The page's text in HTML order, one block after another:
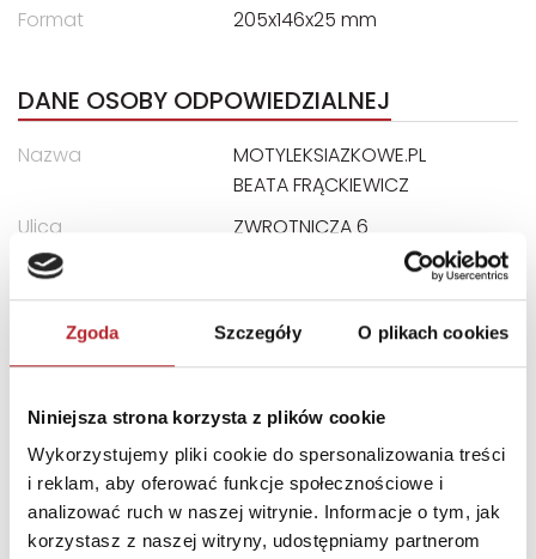
Zgoda Szczegóły O plikach cookies
Niniejsza strona korzysta z plików cookie
Wykorzystujemy pliki cookie do spersonalizowania treści
i reklam, aby oferować funkcje społecznościowe i
analizować ruch w naszej witrynie. Informacje o tym, jak
korzystasz z naszej witryny, udostępniamy partnerom
Format
205x146x25 mm
DANE OSOBY ODPOWIEDZIALNEJ
Nazwa
MOTYLEKSIAZKOWE.PL
BEATA FRĄCKIEWICZ
Ulica
ZWROTNICZA 6
Kod pocztowy